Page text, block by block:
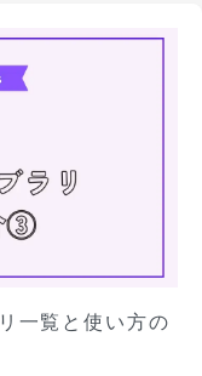
一覧と使い方の